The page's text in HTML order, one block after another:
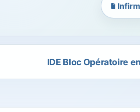
IDE Bloc Opératoire